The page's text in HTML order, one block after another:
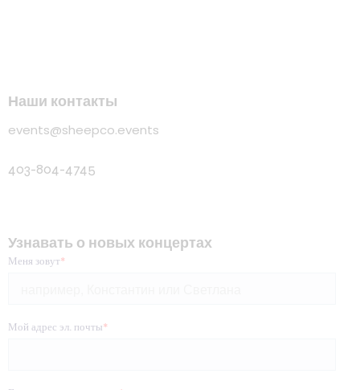
Наши контакты
events@sheepco.events
403-804-4745
Узнавать о новых концертах